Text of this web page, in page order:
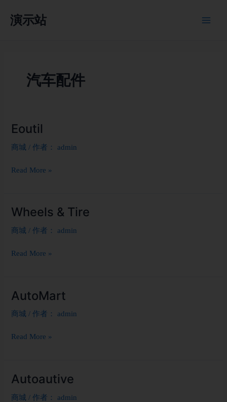
演示站
汽车配件
Eoutil
商城 / 作者： admin
Eoutil
Read More »
Wheels & Tire
商城 / 作者： admin
Wheels
Tire
Read More »
AutoMart
商城 / 作者： admin
AutoMart
Read More »
Autoautive
商城 / 作者： admin
Autoautive